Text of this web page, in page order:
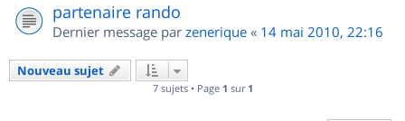
partenaire rando
Dernier message par zenerique « 14 mai 2010, 22:16
Nouveau sujet
7 sujets • Page 1 sur 1